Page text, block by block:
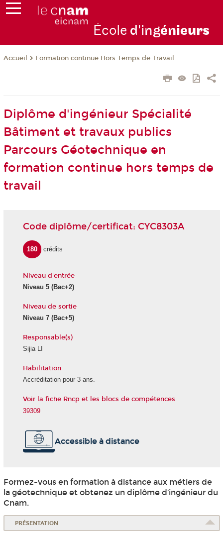
École d'ingénieurs
Accueil Formation continue Hors Temps de Travail
Diplôme d'ingénieur Spécialité
Bâtiment et travaux publics
Parcours Géotechnique en
formation continue hors temps de
travail
Code diplôme/certificat: CYC8303A
180 crédits
Niveau d'entrée
Niveau 5(Bac+2)
Niveau de sortie
Niveau 7(Bac+5)
Responsable(s)
Sijia LI
Habilitation
Accréditation pour 3 ans.
Voir la fiche Rncp et les blocs de compétences
39309
Accessible à distance
Formez-vous en formation à distance aux métiers de
la géotechnique et obtenez un diplôme d’ingénieur du
Cnam.
PRÉSENTATION